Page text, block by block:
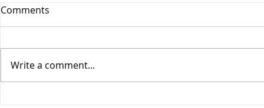
Comments
Write a comment...